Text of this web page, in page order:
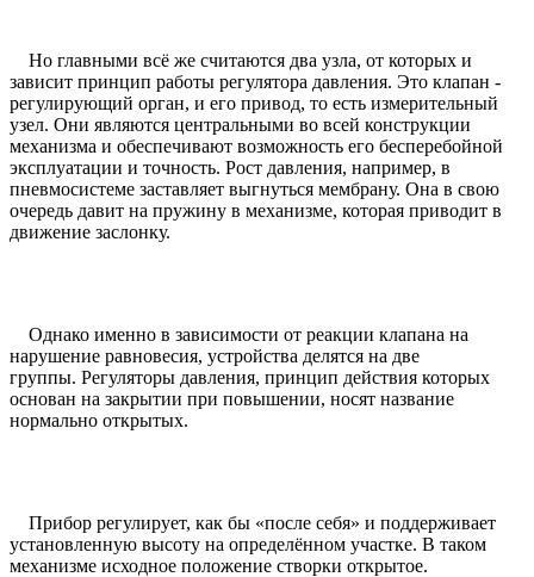
Но главными всё же считаются два узла, от которых и
зависит принцип работы регулятора давления. Это клапан -
регулирующий орган, и его привод, то есть измерительный
узел. Они являются центральными во всей конструкции
механизма и обеспечивают возможность его бесперебойной
эксплуатации и точность. Рост давления, например, в
пневмосистеме заставляет выгнуться мембрану. Она в свою
очередь давит на пружину в механизме, которая приводит в
движение заслонку.
Однако именно в зависимости от реакции клапана на
нарушение равновесия, устройства делятся на две
группы. Регуляторы давления, принцип действия которых
основан на закрытии при повышении, носят название
нормально открытых.
Прибор регулирует, как бы «после себя» и поддерживает
установленную высоту на определённом участке. В таком
механизме исходное положение створки открытое.